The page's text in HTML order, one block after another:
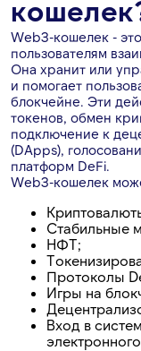
Web3-кошелек -
пользователям
Она хранит или
и помогает
блокчейне. Эти
токенов, обмен
подключение к
(DApps),
платформ DeFi.
Web3-кошелек
Стабильные
НФТ;
Протоколы
Игры на
Вход в